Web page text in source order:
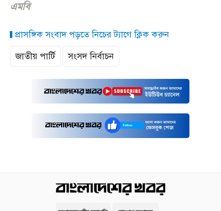
এমবি
প্রাসঙ্গিক সংবাদ পড়তে নিচের ট্যাগে ক্লিক করুন
জাতীয় পার্টি
সংসদ নির্বাচন